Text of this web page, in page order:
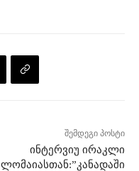
შემდეგი პოსტი
ინტერვიუ ირაკლი
ლომაიასთან:”კანადაში